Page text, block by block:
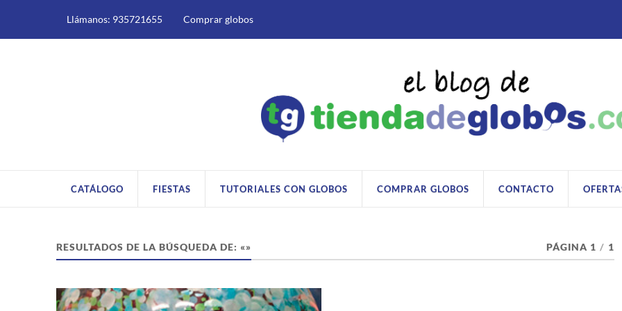
Llámanos: 935721655 Comprar globos
CATÁLOGO FIESTAS TUTORIALES CON GLOBOS COMPRAR GLOBOS CONTACTO
RESULTADOS DE LA BÚSQUEDA DE: «» PÁGINA 1 / 1